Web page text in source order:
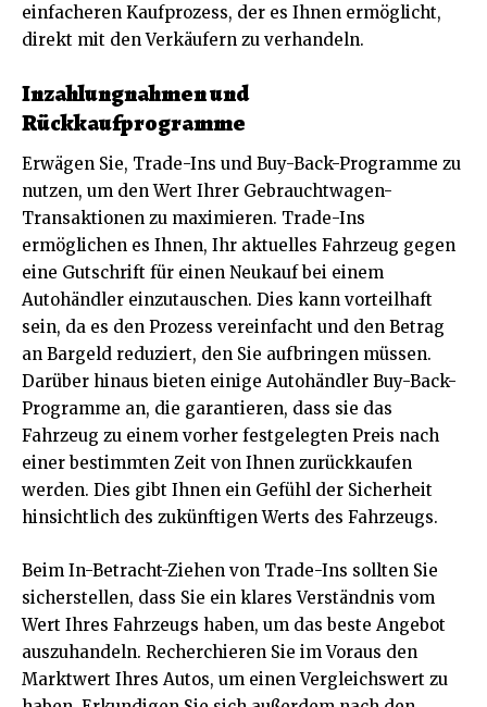
einfacheren Kaufprozess, der es Ihnen ermöglicht,
direkt mit den Verkäufern zu verhandeln.
Inzahlungnahmen und
Rückkaufprogramme
Erwägen Sie, Trade-Ins und Buy-Back-Programme zu
nutzen, um den Wert Ihrer Gebrauchtwagen-
Transaktionen zu maximieren. Trade-Ins
ermöglichen es Ihnen, Ihr aktuelles Fahrzeug gegen
eine Gutschrift für einen Neukauf bei einem
Autohändler einzutauschen. Dies kann vorteilhaft
sein, da es den Prozess vereinfacht und den Betrag
an Bargeld reduziert, den Sie aufbringen müssen.
Darüber hinaus bieten einige Autohändler Buy-Back-
Programme an, die garantieren, dass sie das
Fahrzeug zu einem vorher festgelegten Preis nach
einer bestimmten Zeit von Ihnen zurückkaufen
werden. Dies gibt Ihnen ein Gefühl der Sicherheit
hinsichtlich des zukünftigen Werts des Fahrzeugs.
Beim In-Betracht-Ziehen von Trade-Ins sollten Sie
sicherstellen, dass Sie ein klares Verständnis vom
Wert Ihres Fahrzeugs haben, um das beste Angebot
auszuhandeln. Recherchieren Sie im Voraus den
Marktwert Ihres Autos, um einen Vergleichswert zu